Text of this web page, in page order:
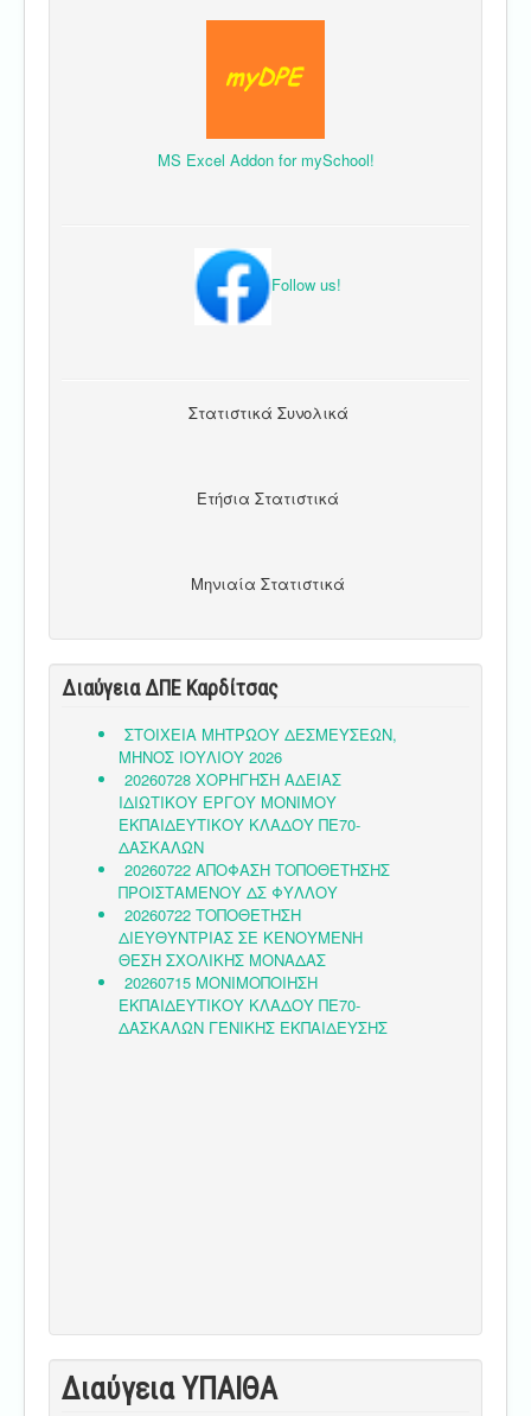
MS Excel Addon for mySchool!
Follow us!
Στατιστικά Συνολικά
Ετήσια Στατιστικά
Μηνιαία Στατιστικά
Διαύγεια ΔΠΕ Καρδίτσας
Διαύγεια ΥΠΑΙΘA